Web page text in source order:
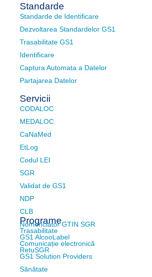
Standarde
Standarde de Identificare
Dezvoltarea Standardelor GS1
Trasabilitate GS1
Identificare
Captura Automata a Datelor
Partajarea Datelor
Servicii
CODALOC
MEDALOC
CaNaMed
EtLog
Codul LEI
SGR
Validat de GS1
NDP
CLB
Nomenclator GTIN SGR
GS1 AlcooLabel
RetuSGR
Programe
Trasabilitate
Comunicație electronică
GS1 Solution Providers
Sănătate